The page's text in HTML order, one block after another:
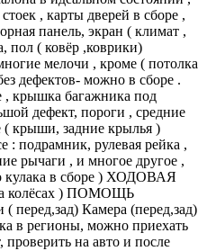
, карты дверей в сборе ,
панель, экран ( климат ,
пол ( ковёр ,коврики)
мелочи , кроме ( потолка
дефектов- можно в сборе .
, крышка багажника под
дефект, пороги , средние
( крыши, задние крылья )
подрамник, рулевая рейка ,
рычаги , и многое другое ,
кулака в сборе ) ХОДОВАЯ
колёсах ) ПОМОЩЬ
Камера (перед,зад)
в регионы, можно приехать
проверить на авто и после